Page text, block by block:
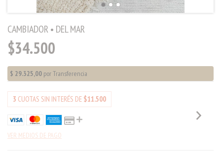
CAMBIADOR • DEL MAR
$34.500
3 CUOTAS SIN INTERÉS DE $11.500
VER MEDIOS DE PAGO